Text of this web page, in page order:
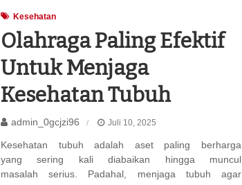
Kesehatan
Olahraga Paling Efektif
Untuk Menjaga
Kesehatan Tubuh
admin_0gcjzi96 Juli 10, 2025
Kesehatan tubuh adalah aset paling berharga
yang sering kali diabaikan hingga muncul
masalah serius. Padahal, menjaga tubuh agar